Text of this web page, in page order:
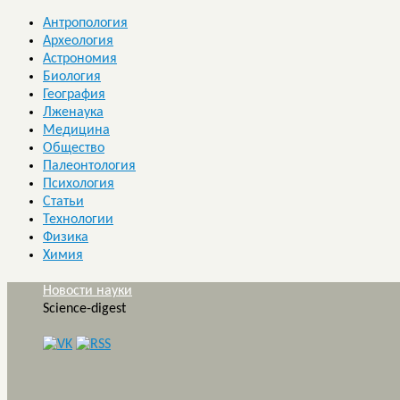
Антропология
Археология
Астрономия
Биология
География
Лженаука
Медицина
Общество
Палеонтология
Психология
Статьи
Технологии
Физика
Химия
Новости науки
Science-digest